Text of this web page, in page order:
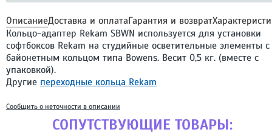
ОписаниеДоставка и оплатаГарантия и возврат
Кольцо-адаптер Rekam SBWN используется для установки
софтбоксов Rekam на студийные осветительные элементы с
байонетным кольцом типа Bowens. Весит 0,5 кг. (вместе с
упаковкой).
Другие переходные кольца Rekam
Сообщить о неточности в описании
СОПУТСТВУЮЩИЕ ТОВАРЫ: